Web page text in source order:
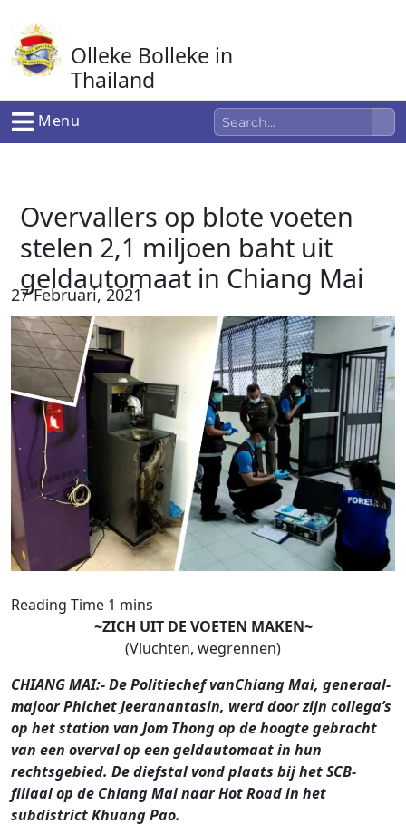
naar
de
inhoud
Olleke Bolleke in
Thailand
In Thailand
Menu
Overvallers op blote voeten
stelen 2,1 miljoen baht uit
geldautomaat in Chiang Mai
27 Februari, 2021
~ZICH UIT DE VOETEN MAKEN~
(Vluchten, wegrennen)
CHIANG MAI:- De Politiechef vanChiang Mai, generaal-
majoor Phichet Jeeranantasin, werd door zijn collega’s
op het station van Jom Thong op de hoogte gebracht
van een overval op een geldautomaat in hun
rechtsgebied. De diefstal vond plaats bij het SCB-
filiaal op de Chiang Mai naar Hot Road in het
subdistrict Khuang Pao.